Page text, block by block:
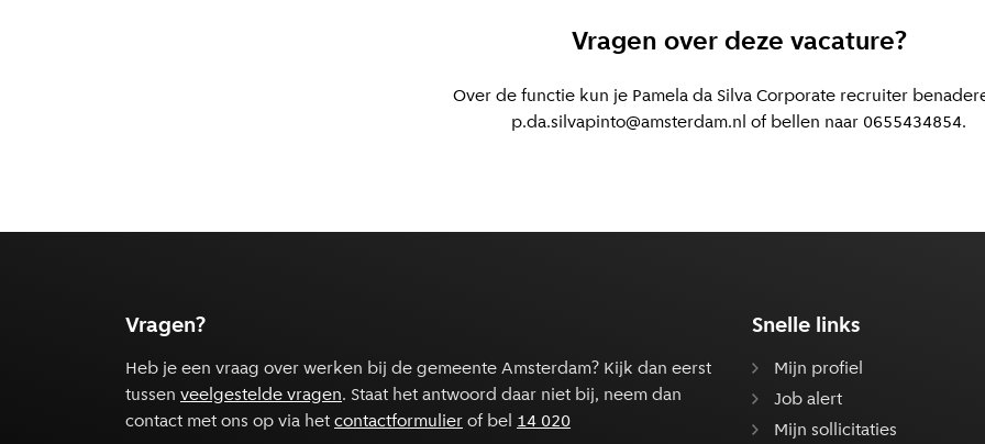
Vragen over deze vacature?
Over de functie kun je Pamela da Silva Corporate recruiter
p.da.silvapinto@amsterdam.nl of bellen naar 0655434854.
Vragen?
Heb je een vraag over werken bij de gemeente Amsterdam? Kijk dan eerst
tussen veelgestelde vragen. Staat het antwoord daar niet bij, neem dan
contact met ons op via hetcontactformulierof bel 14 020
Snelle links
Mijn profiel
Job alert
Mijn sollicitaties